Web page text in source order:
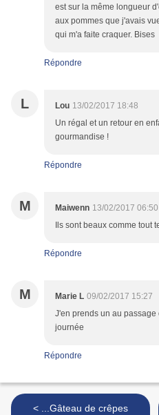
est sur la même longueur
aux pommes que j'avais
qui m'a faite craquer. Bises
Répondre
L Lou 13/02/2017 18:48
Un régal et un retour en
gourmandise !
Répondre
M Maiwenn 13/02/2017 06:50
Ils sont beaux comme tout
Répondre
M Marie L 09/02/2017 15:27
J'en prends un au
journée
Répondre
< ...Gâteau de crêpes